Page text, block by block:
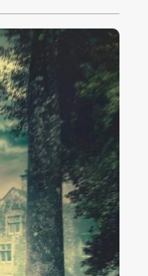
und das
Gewissheit.
Spezies und
an.
Und so
eine
führen sie
Eis des
basierend
von Frank